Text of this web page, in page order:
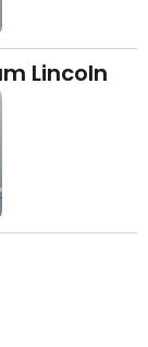
Lincoln